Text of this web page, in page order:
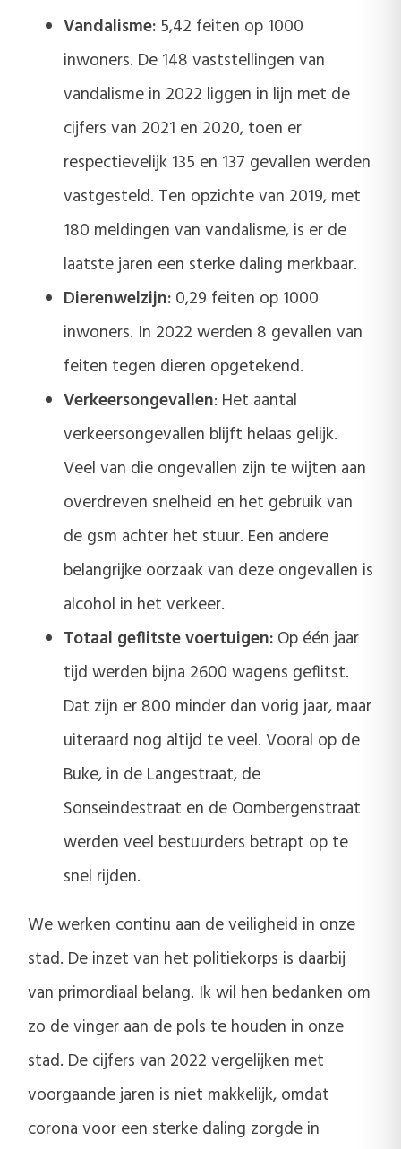
Vandalisme: 5,42 feiten op 1000
inwoners. De 148 vaststellingen van
vandalisme in 2022 liggen in lijn met de
cijfers van 2021 en 2020, toen er
respectievelijk 135 en 137 gevallen werden
vastgesteld. Ten opzichte van 2019, met
180 meldingen van vandalisme, is er de
laatste jaren een sterke daling merkbaar.
Dierenwelzijn: 0,29 feiten op 1000
inwoners. In 2022 werden 8 gevallen van
feiten tegen dieren opgetekend.
Verkeersongevallen: Het aantal
verkeersongevallen blijft helaas gelijk.
Veel van die ongevallen zijn te wijten aan
overdreven snelheid en het gebruik van
de gsm achter het stuur. Een andere
belangrijke oorzaak van deze ongevallen is
alcohol in het verkeer.
Totaal geflitste voertuigen: Op één jaar
tijd werden bijna 2600 wagens geflitst.
Dat zijn er 800 minder dan vorig jaar, maar
uiteraard nog altijd te veel. Vooral op de
Buke, in de Langestraat, de
Sonseindestraat en de Oombergenstraat
werden veel bestuurders betrapt op te
snel rijden.
We werken continu aan de veiligheid in onze
stad. De inzet van het politiekorps is daarbij
van primordiaal belang. Ik wil hen bedanken om
zo de vinger aan de pols te houden in onze
stad. De cijfers van 2022 vergelijken met
voorgaande jaren is niet makkelijk, omdat
corona voor een sterke daling zorgde in